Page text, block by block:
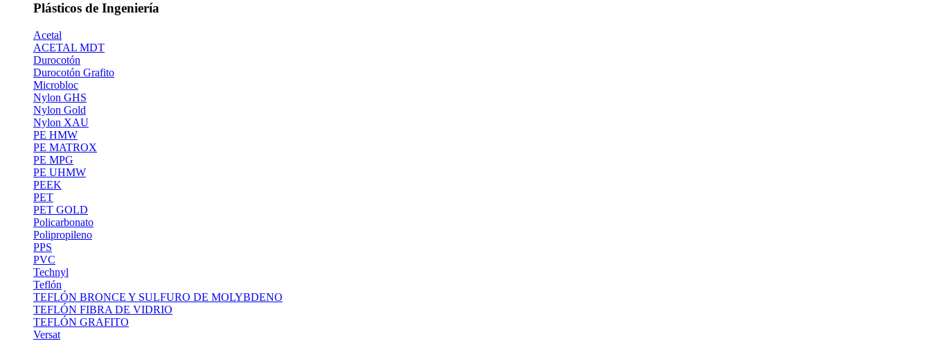
Plásticos de Ingeniería
Acetal
ACETAL MDT
Durocotón
Durocotón Grafito
Microbloc
Nylon GHS
Nylon Gold
Nylon XAU
PE HMW
PE MATROX
PE MPG
PE UHMW
PEEK
PET
PET GOLD
Policarbonato
Polipropileno
PPS
PVC
Technyl
Teflón
TEFLÓN BRONCE Y SULFURO DE MOLYBDENO
TEFLÓN FIBRA DE VIDRIO
TEFLÓN GRAFITO
Versat